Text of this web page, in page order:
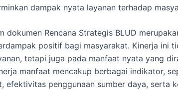
dampak nyata layanan terhadap
dokumen Rencana Strategis BLUD
positif bagi masyarakat. Kinerja ini
tetapi juga pada manfaat nyata yang
manfaat mencakup berbagai indikator,
efektivitas penggunaan sumber daya, serta